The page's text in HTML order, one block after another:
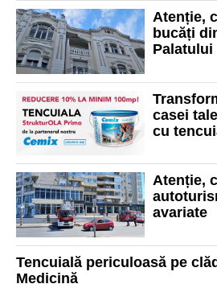
Atenție,
bucăți
Palatului
casei
cu
mp, la
Atenție,
avariate
Tencuială periculoasă pe
Medicină